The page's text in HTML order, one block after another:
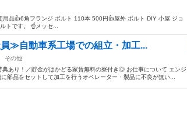
品👍6角フランジ ボルト 110本 500円👍屋外 ボルト DIY 小屋 ジョ
トです。 ☝メッセ...
≫自動車系工場での組立・加工...
その他
典あり！／貯金がはかどる家賃無料の寮付き◎ お仕事について エンジ
部品をセットして加工を行うオペレーター・製品に不良が無い...